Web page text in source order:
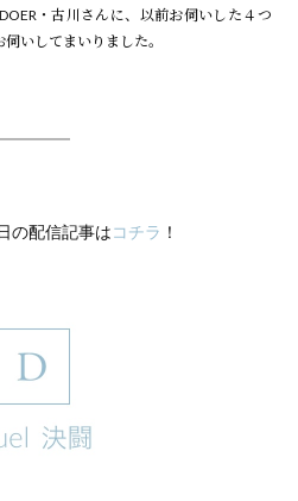
・古川さんに、以前お伺いした４つ
いしてまいりました。
の配信記事はコチラ ！